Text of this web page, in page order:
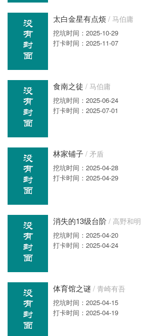
太白金星有点烦 / 马伯庸
挖坑时间：2025-10-29
打卡时间：2025-11-07
食南之徒 / 马伯庸
挖坑时间：2025-06-24
打卡时间：2025-07-01
林家铺子 / 矛盾
挖坑时间：2025-04-28
打卡时间：2025-04-29
消失的13级台阶 / 高野和明
挖坑时间：2025-04-20
打卡时间：2025-04-24
体育馆之谜 / 青崎有吾
挖坑时间：2025-04-15
打卡时间：2025-04-19